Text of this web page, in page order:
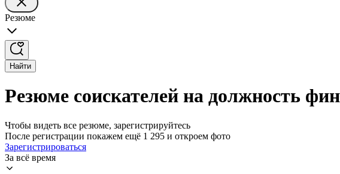
Резюме
Найти
Резюме соискателей на должность
Чтобы видеть все резюме, зарегистрируйтесь
После регистрации покажем ещё 1 295 и откроем фото
Зарегистрироваться
За всё время